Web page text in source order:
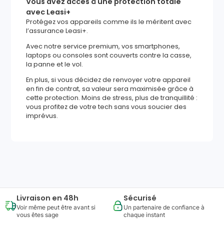
avec Leasi+
Protégez vos appareils comme ils le méritent avec
l’assurance Leasi+.
Avec notre service premium, vos smartphones,
laptops ou consoles sont couverts contre la casse,
la panne et le vol.
En plus, si vous décidez de renvoyer votre appareil
en fin de contrat, sa valeur sera maximisée grâce à
cette protection. Moins de stress, plus de tranquillité :
vous profitez de votre tech sans vous soucier des
imprévus.
Livraison en 48h
Voir même peut être avant si
vous êtes sage
Sécurisé
Un partenaire de confiance à
chaque instant